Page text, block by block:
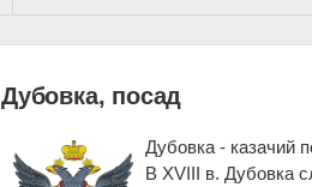
Дубовка, посад
Дубовка - казачий
В XVIII в. Дубовка